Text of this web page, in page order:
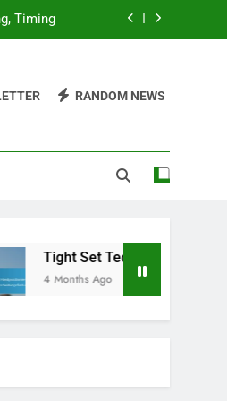
Timing
Timing
RANDOM NEWS
Techniken für Frauen: